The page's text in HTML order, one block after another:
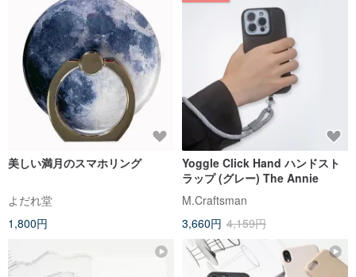
美しい満月のスマホリング
よだれ堂
1,800円
Yoggle Click Hand ハンドスト
ラップ (グレー) The Annie
M.Craftsman
3,660円 4,159円